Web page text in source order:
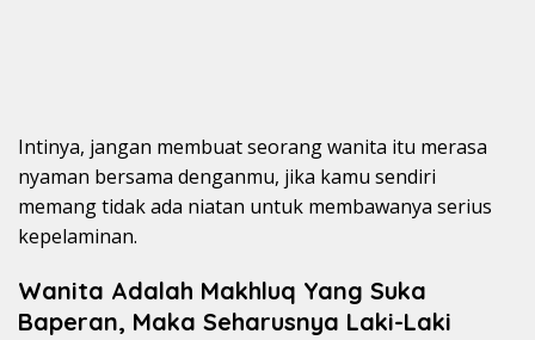
Intinya, jangan membuat seorang wanita itu merasa
nyaman bersama denganmu, jika kamu sendiri
memang tidak ada niatan untuk membawanya serius
kepelaminan.
Wanita Adalah Makhluq Yang Suka
Baperan, Maka Seharusnya Laki-Laki